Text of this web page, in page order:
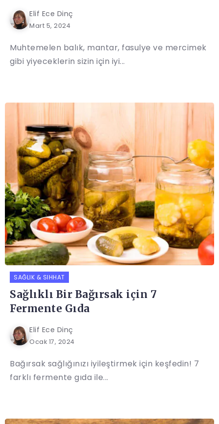
Elif Ece Dinç
Mart 5, 2024
Muhtemelen balık, mantar, fasulye ve mercimek
gibi yiyeceklerin sizin için iyi...
SAĞLIK & SIHHAT
Sağlıklı Bir Bağırsak için 7
Fermente Gıda
Elif Ece Dinç
Ocak 17, 2024
Bağırsak sağlığınızı iyileştirmek için keşfedin! 7
farklı fermente gıda ile...